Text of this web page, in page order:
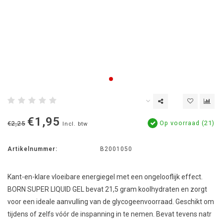
€2,25 €1,95 Incl. btw Op voorraad (21)
Artikelnummer: B2001050
Kant-en-klare vloeibare energiegel met een ongelooflijk effect.
BORN SUPER LIQUID GEL bevat 21,5 gram koolhydraten en zorgt
voor een ideale aanvulling van de glycogeenvoorraad. Geschikt om
tijdens of zelfs vóór de inspanning in te nemen. Bevat tevens natr